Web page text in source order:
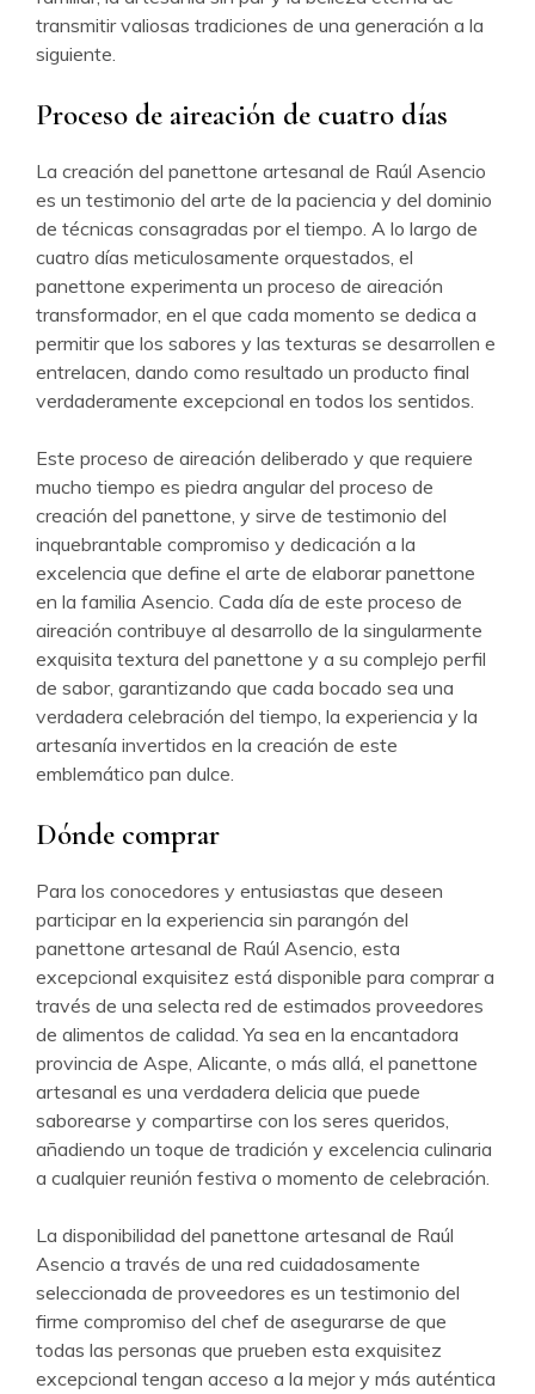
transmitir valiosas tradiciones de una generación a la
siguiente.
Proceso de aireación de cuatro días
La creación del panettone artesanal de Raúl Asencio
es un testimonio del arte de la paciencia y del dominio
de técnicas consagradas por el tiempo. A lo largo de
cuatro días meticulosamente orquestados, el
panettone experimenta un proceso de aireación
transformador, en el que cada momento se dedica a
permitir que los sabores y las texturas se desarrollen e
entrelacen, dando como resultado un producto final
verdaderamente excepcional en todos los sentidos.
Este proceso de aireación deliberado y que requiere
mucho tiempo es piedra angular del proceso de
creación del panettone, y sirve de testimonio del
inquebrantable compromiso y dedicación a la
excelencia que define el arte de elaborar panettone
en la familia Asencio. Cada día de este proceso de
aireación contribuye al desarrollo de la singularmente
exquisita textura del panettone y a su complejo perfil
de sabor, garantizando que cada bocado sea una
verdadera celebración del tiempo, la experiencia y la
artesanía invertidos en la creación de este
emblemático pan dulce.
Dónde comprar
Para los conocedores y entusiastas que deseen
participar en la experiencia sin parangón del
panettone artesanal de Raúl Asencio, esta
excepcional exquisitez está disponible para comprar a
través de una selecta red de estimados proveedores
de alimentos de calidad. Ya sea en la encantadora
provincia de Aspe, Alicante, o más allá, el panettone
artesanal es una verdadera delicia que puede
saborearse y compartirse con los seres queridos,
añadiendo un toque de tradición y excelencia culinaria
a cualquier reunión festiva o momento de celebración.
La disponibilidad del panettone artesanal de Raúl
Asencio a través de una red cuidadosamente
seleccionada de proveedores es un testimonio del
firme compromiso del chef de asegurarse de que
todas las personas que prueben esta exquisitez
excepcional tengan acceso a la mejor y más auténtica